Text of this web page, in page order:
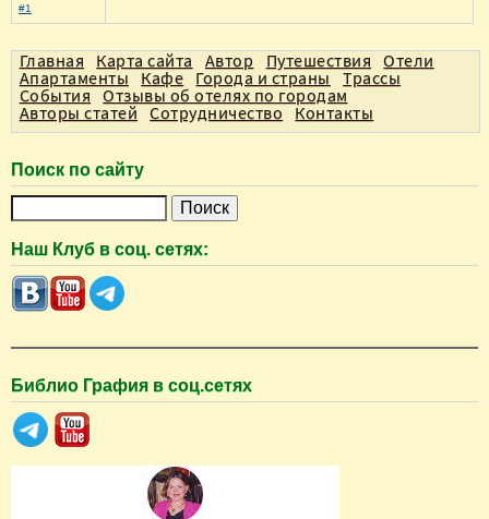
#1
Главная Карта сайта Автор Путешествия
Отели
Апартаменты
Кафе Города и страны
Трассы
События
Отзывы об отелях по городам
Авторы статей
Сотрудничество Контакты
Поиск по сайту
и
с
к
Наш Клуб в соц. сетях:
Библио Графия в соц.сетях